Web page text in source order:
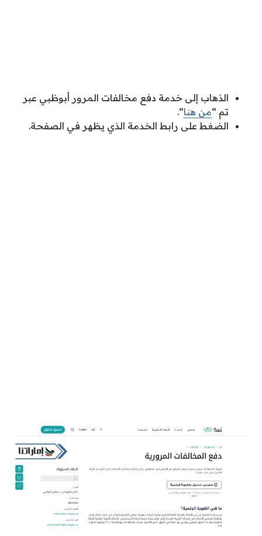
الذهاب إلى خدمة دفع مخالفات المرور أبوظبي عبر
تم “من هنا“.
الضغط على رابط الخدمة الذي يظهر في الصفحة.